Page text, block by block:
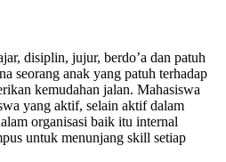
disiplin, jujur, berdo’a dan patuh
seorang anak yang patuh terhadap
kemudahan jalan. Mahasiswa
yang aktif, selain aktif dalam
organisasi baik itu internal
untuk menunjang skill setiap